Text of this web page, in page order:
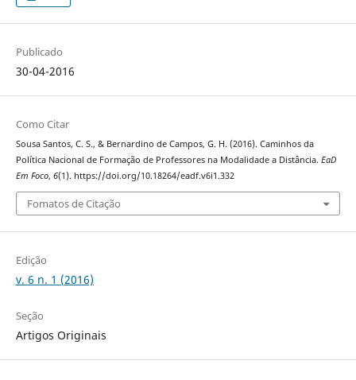
Publicado
30-04-2016
Como Citar
Sousa Santos, C. S., & Bernardino de Campos, G. H. (2016). Caminhos da
Política Nacional de Formação de Professores na Modalidade a Distância. EaD
Em Foco, 6(1). https://doi.org/10.18264/eadf.v6i1.332
Fomatos de Citação
Edição
v. 6 n. 1 (2016)
Seção
Artigos Originais